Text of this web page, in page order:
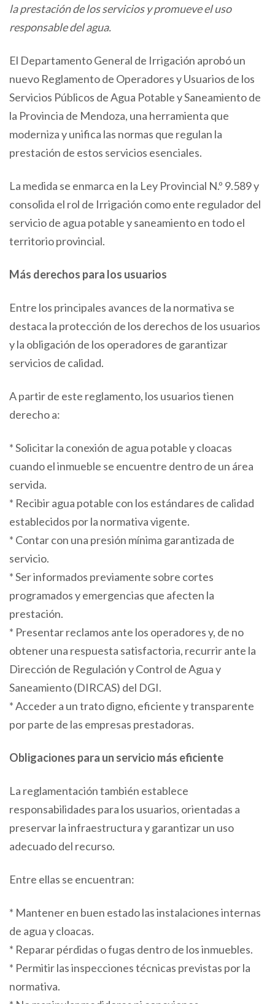
la prestación de los servicios y promueve el uso
responsable del agua.
El Departamento General de Irrigación aprobó un
nuevo Reglamento de Operadores y Usuarios de los
Servicios Públicos de Agua Potable y Saneamiento de
la Provincia de Mendoza, una herramienta que
moderniza y unifica las normas que regulan la
prestación de estos servicios esenciales.
La medida se enmarca en la Ley Provincial N.º 9.589 y
consolida el rol de Irrigación como ente regulador del
servicio de agua potable y saneamiento en todo el
territorio provincial.
Más derechos para los usuarios
Entre los principales avances de la normativa se
destaca la protección de los derechos de los usuarios
y la obligación de los operadores de garantizar
servicios de calidad.
A partir de este reglamento, los usuarios tienen
derecho a:
* Solicitar la conexión de agua potable y cloacas
cuando el inmueble se encuentre dentro de un área
servida.
* Recibir agua potable con los estándares de calidad
establecidos por la normativa vigente.
* Contar con una presión mínima garantizada de
servicio.
* Ser informados previamente sobre cortes
programados y emergencias que afecten la
prestación.
* Presentar reclamos ante los operadores y, de no
obtener una respuesta satisfactoria, recurrir ante la
Dirección de Regulación y Control de Agua y
Saneamiento (DIRCAS) del DGI.
* Acceder a un trato digno, eficiente y transparente
por parte de las empresas prestadoras.
Obligaciones para un servicio más eficiente
La reglamentación también establece
responsabilidades para los usuarios, orientadas a
preservar la infraestructura y garantizar un uso
adecuado del recurso.
Entre ellas se encuentran:
* Mantener en buen estado las instalaciones internas
de agua y cloacas.
* Reparar pérdidas o fugas dentro de los inmuebles.
* Permitir las inspecciones técnicas previstas por la
normativa.